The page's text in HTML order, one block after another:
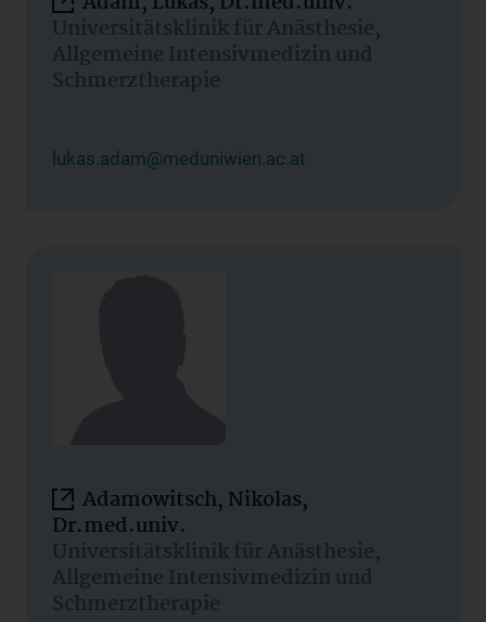
Universitätsklinik für Anästhesie,
Allgemeine Intensivmedizin und
Schmerztherapie
lukas.adam@meduniwien.ac.at
Adamowitsch, Nikolas,
Dr.med.univ.
Universitätsklinik für Anästhesie,
Allgemeine Intensivmedizin und
Schmerztherapie